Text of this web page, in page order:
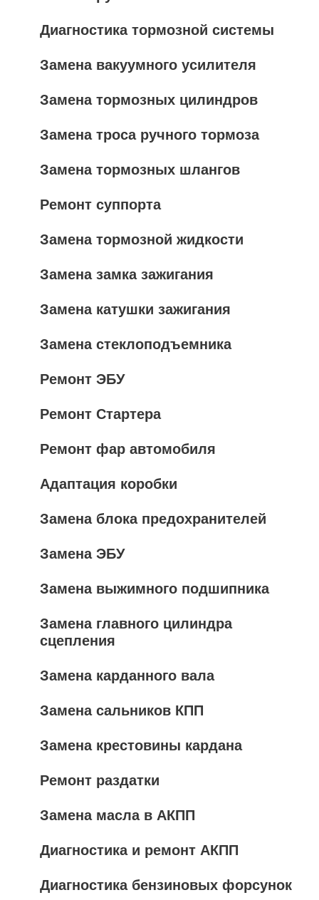
Диагностика тормозной системы
Замена вакуумного усилителя
Замена тормозных цилиндров
Замена троса ручного тормоза
Замена тормозных шлангов
Ремонт суппорта
Замена тормозной жидкости
Замена замка зажигания
Замена катушки зажигания
Замена стеклоподъемника
Ремонт ЭБУ
Ремонт Стартера
Ремонт фар автомобиля
Адаптация коробки
Замена блока предохранителей
Замена ЭБУ
Замена выжимного подшипника
Замена главного цилиндра
сцепления
Замена карданного вала
Замена сальников КПП
Замена крестовины кардана
Ремонт раздатки
Замена масла в АКПП
Диагностика и ремонт АКПП
Диагностика бензиновых форсунок